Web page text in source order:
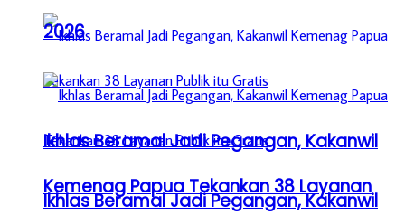
Ikhlas Beramal Jadi Pegangan, Kakanwil
Kemenag Papua Tekankan 38 Layanan
2026
Ikhlas Beramal Jadi Pegangan, Kakanwil